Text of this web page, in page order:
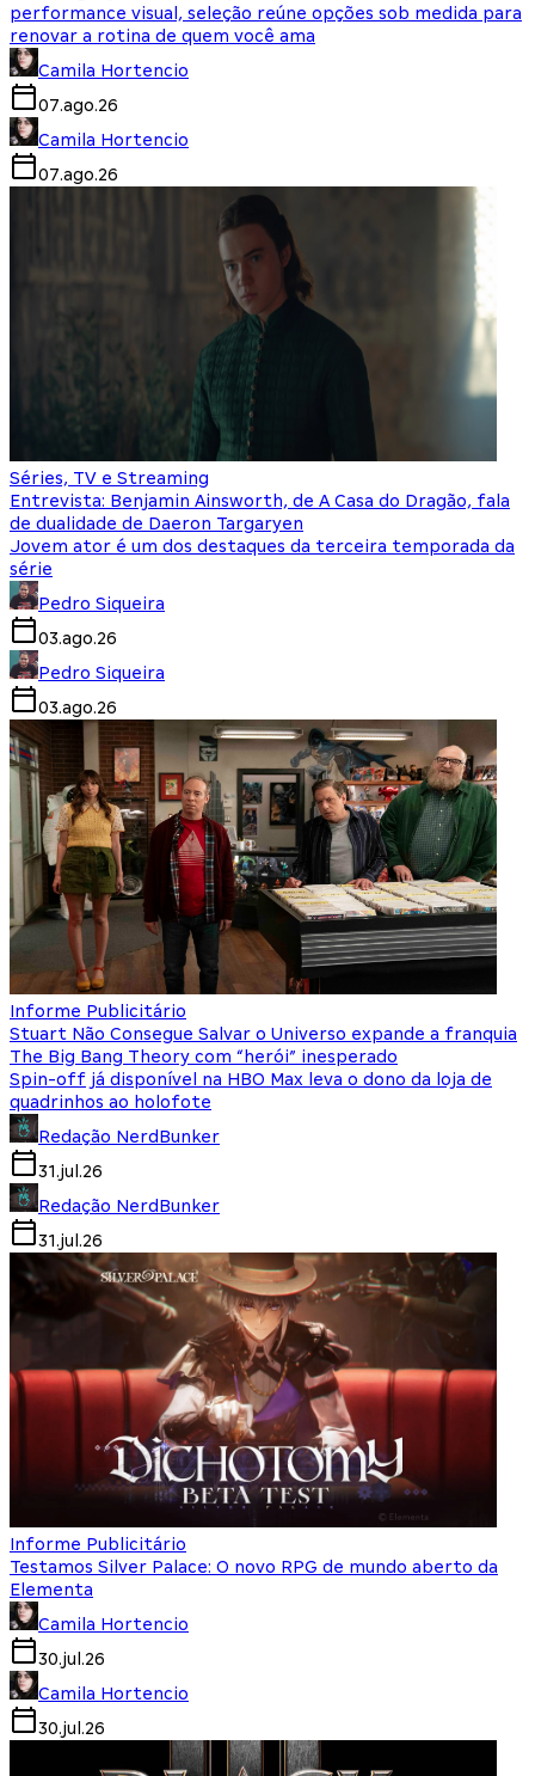
performance visual, seleção reúne opções sob medida para
renovar a rotina de quem você ama
Camila Hortencio
07.ago.26
Camila Hortencio
07.ago.26
Séries, TV e Streaming
Entrevista: Benjamin Ainsworth, de A Casa do Dragão, fala
de dualidade de Daeron Targaryen
Jovem ator é um dos destaques da terceira temporada da
série
Pedro Siqueira
03.ago.26
Pedro Siqueira
03.ago.26
Informe Publicitário
Stuart Não Consegue Salvar o Universo expande a franquia
The Big Bang Theory com “herói” inesperado
Spin-off já disponível na HBO Max leva o dono da loja de
quadrinhos ao holofote
Redação NerdBunker
31.jul.26
Redação NerdBunker
31.jul.26
Informe Publicitário
Testamos Silver Palace: O novo RPG de mundo aberto da
Elementa
Camila Hortencio
30.jul.26
Camila Hortencio
30.jul.26